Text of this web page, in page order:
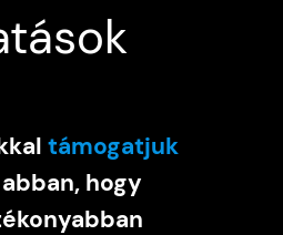
támogatjuk
abban, hogy